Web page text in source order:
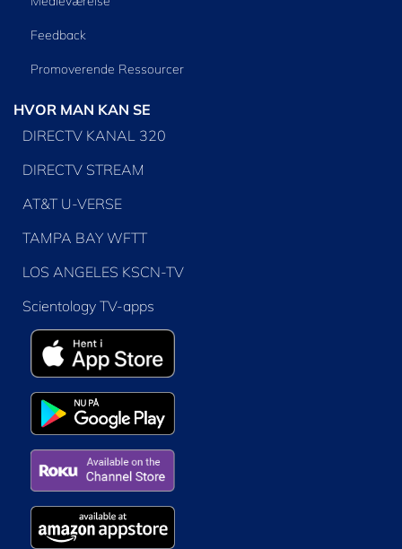
Feedback
Promoverende Ressourcer
HVOR MAN KAN SE
DIRECTV KANAL 320
DIRECTV STREAM
AT&T U-VERSE
TAMPA BAY WFTT
LOS ANGELES KSCN-TV
Scientology TV-apps